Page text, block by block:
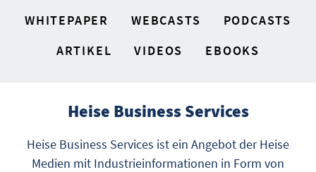
WHITEPAPER WEBCASTS
PODCASTS
ARTIKEL
VIDEOS EBOOKS
Heise Business Services
Heise Business Services ist ein Angebot der Heise
Medien mit Industrieinformationen in Form von